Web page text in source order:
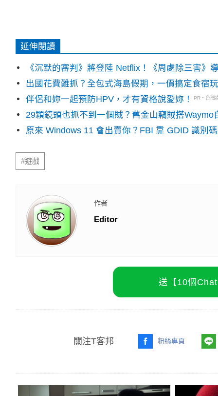
延伸閱讀
《沉默的審判》將登陸 Netflix！《周處除三害》
出國花費難抓？全包式海島假期，一價搞定食宿
伴侶和妳一起預防HPV，才有資格說愛妳！
PR・台灣
29顆鏡頭也抓不到一個賊？舊金山竊賊搭
原來 Windows 11 會出賣你？FBI 靠 GDID 識別
#遊戲
作者
Editor
送【10個
關注T客邦 粉絲專頁